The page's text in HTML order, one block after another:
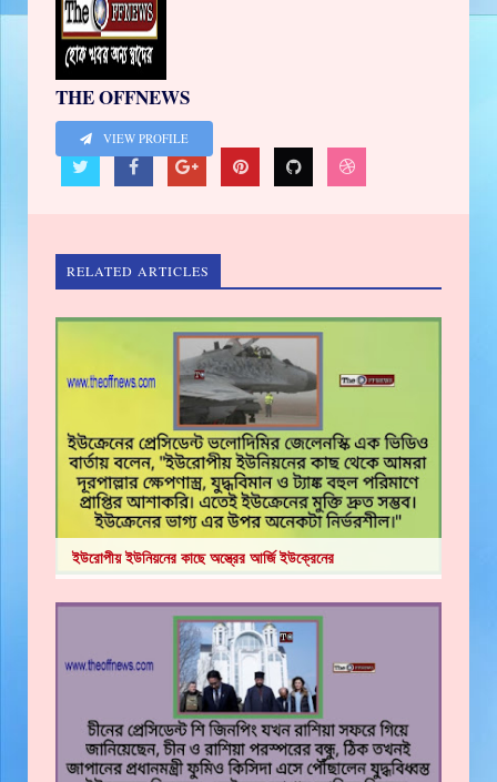
THE OFFNEWS
VIEW PROFILE
RELATED ARTICLES
ইউরোপীয় ইউনিয়নের কাছে অস্ত্রের আর্জি ইউক্রেনের